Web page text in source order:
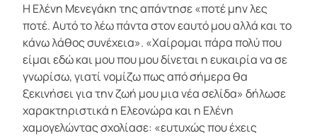
Η Ελένη Μενεγάκη της απάντησε «ποτέ μην λες
ποτέ. Αυτό το λέω πάντα στον εαυτό μου αλλά και το
κάνω λάθος συνέχεια». «Χαίρομαι πάρα πολύ που
είμαι εδώ και μου που μου δίνεται η ευκαιρία να σε
γνωρίσω, γιατί νομίζω πως από σήμερα θα
ξεκινήσει για την ζωή μου μια νέα σελίδα» δήλωσε
χαρακτηριστικά η Ελεονώρα και η Ελένη
χαμογελώντας σχολίασε: «ευτυχώς που έχεις